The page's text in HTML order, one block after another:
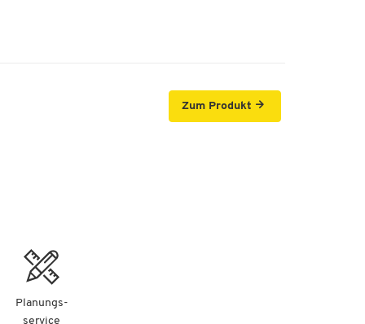
Zum Produkt
Planungs-
service